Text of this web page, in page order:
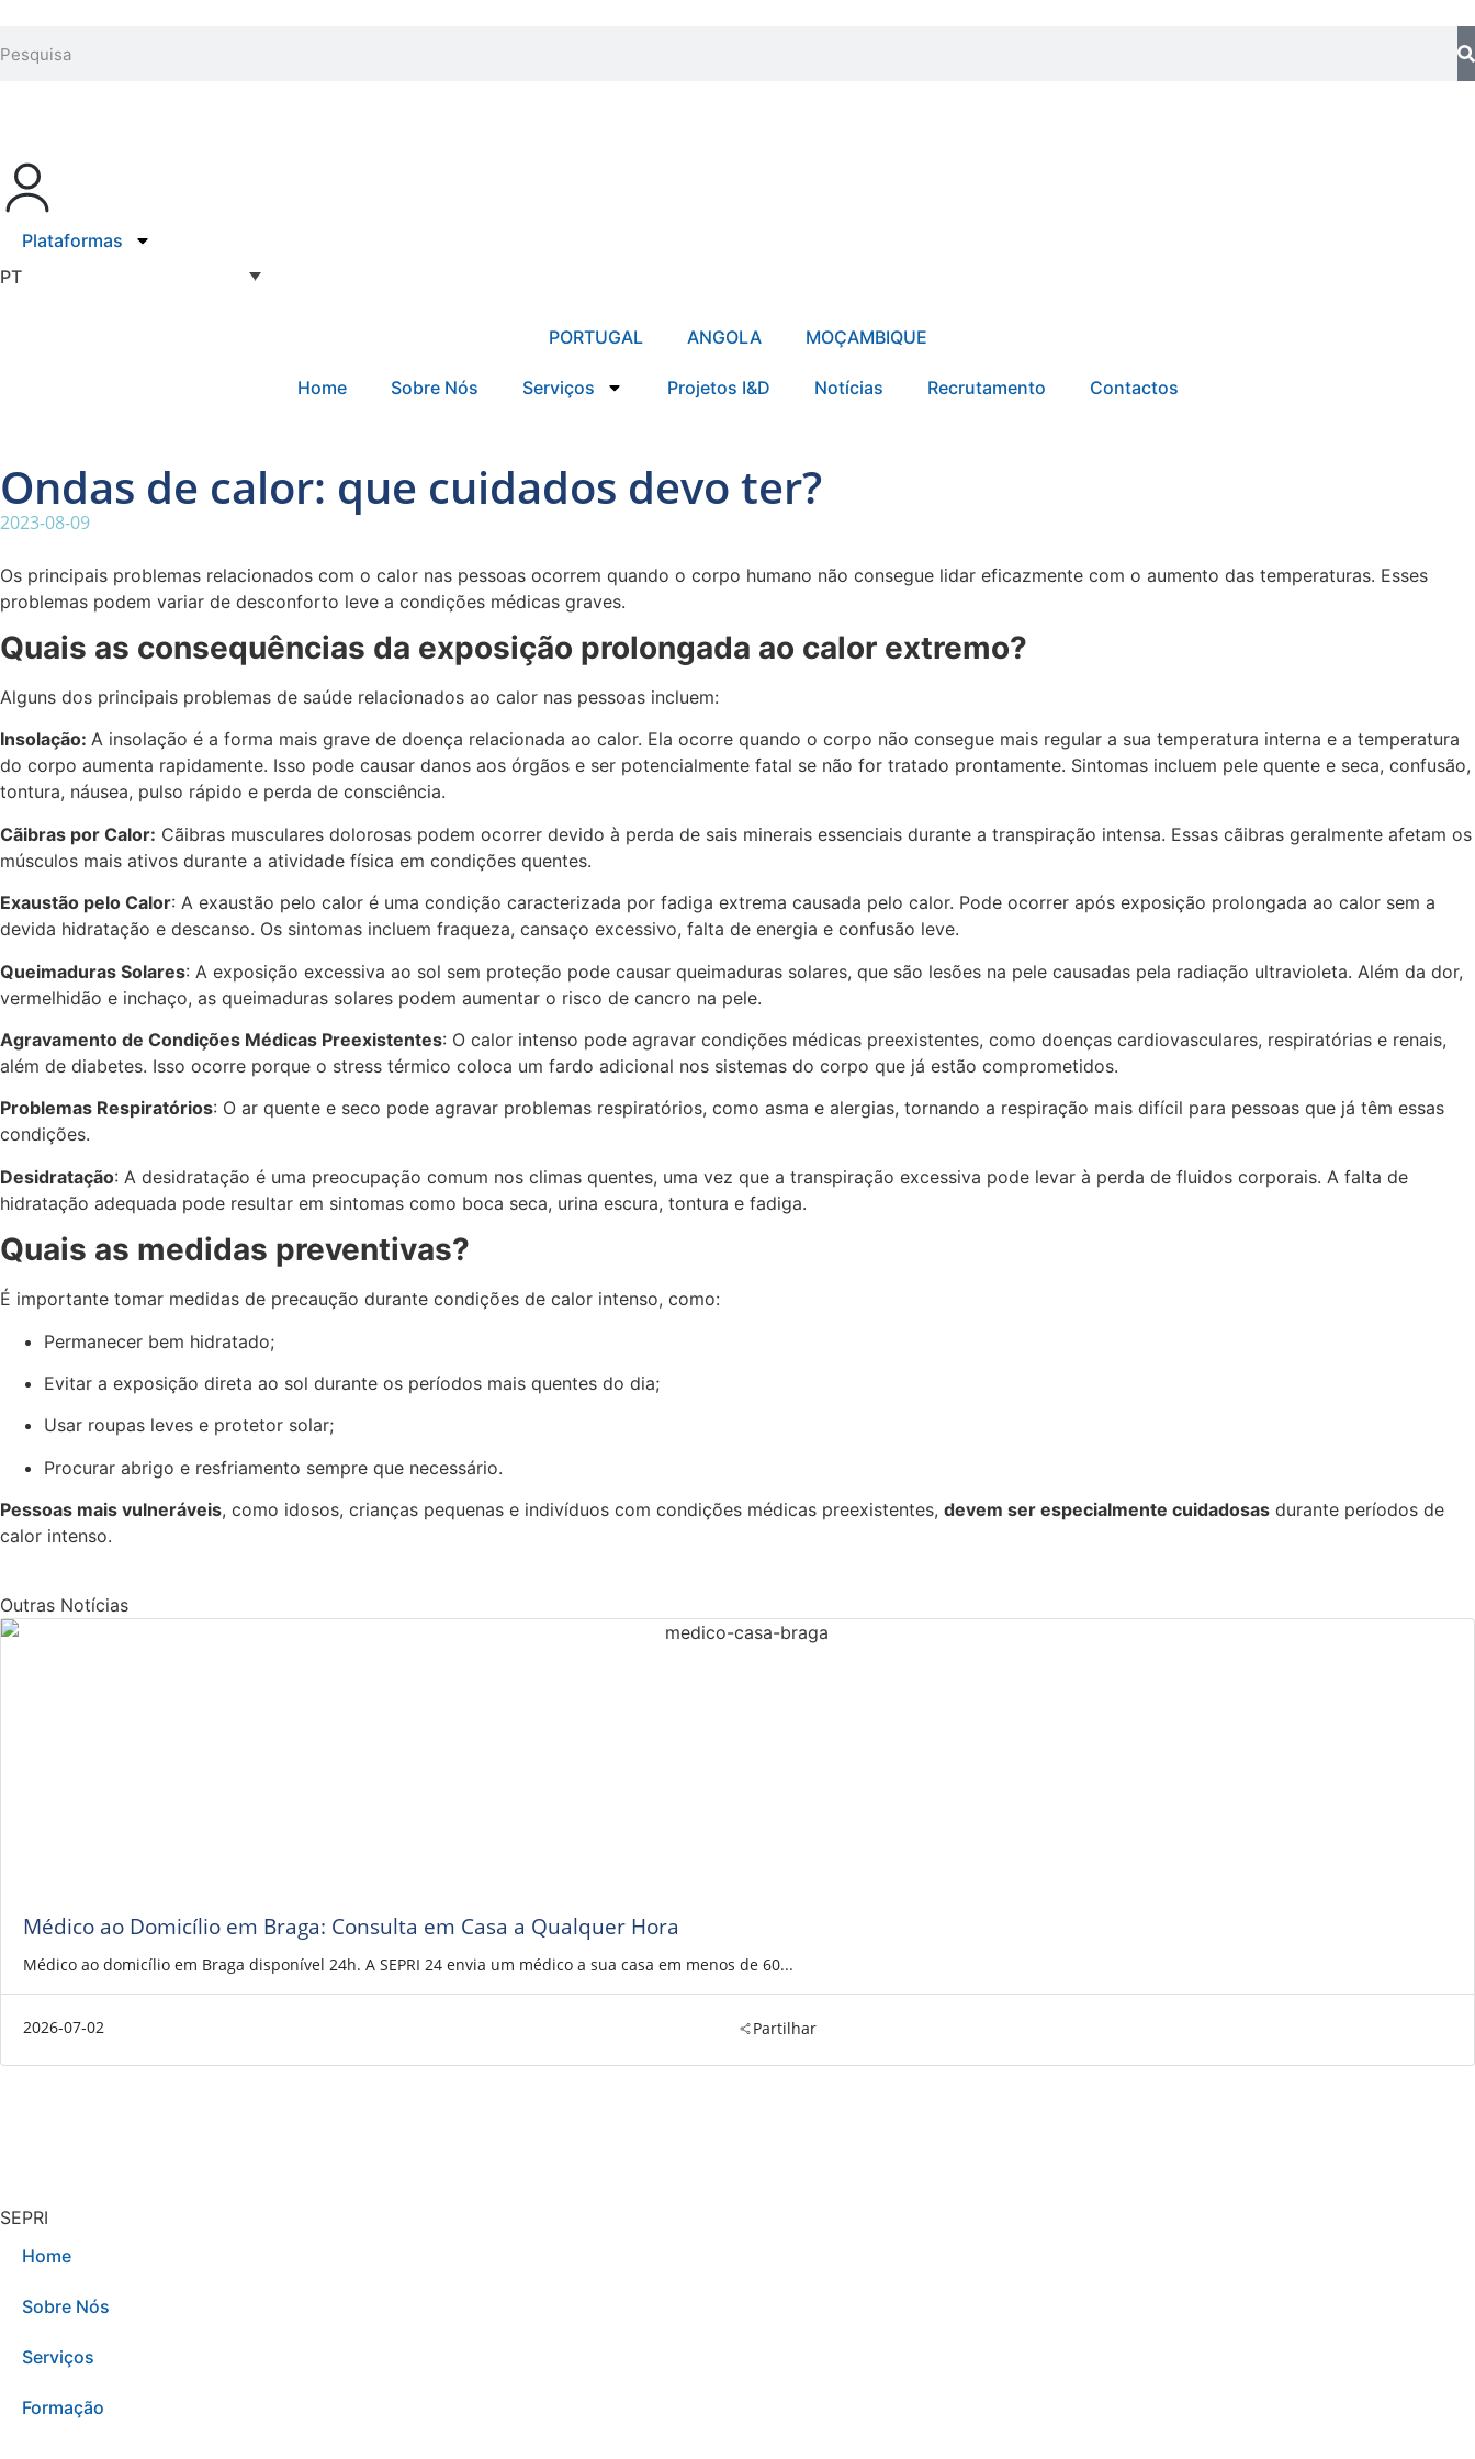
Plataformas
PT
PORTUGAL ANGOLA MOÇAMBIQUE
Home Sobre Nós Serviços Projetos I&D Notícias Recrutamento Contactos
Ondas de calor: que cuidados devo ter?
2023-08-09
Os principais problemas relacionados com o calor nas pessoas ocorrem quando o corpo humano não consegue lidar eficazmente com o aumento das temperaturas. Esses
problemas podem variar de desconforto leve a condições médicas graves.
Quais as consequências da exposição prolongada ao calor extremo?
Alguns dos principais problemas de saúde relacionados ao calor nas pessoas incluem:
Insolação: A insolação é a forma mais grave de doença relacionada ao calor. Ela ocorre quando o corpo não consegue mais regular a sua temperatura interna e a temperatura
do corpo aumenta rapidamente. Isso pode causar danos aos órgãos e ser potencialmente fatal se não for tratado prontamente. Sintomas incluem pele quente e seca, confusão,
tontura, náusea, pulso rápido e perda de consciência.
Cãibras por Calor: Cãibras musculares dolorosas podem ocorrer devido à perda de sais minerais essenciais durante a transpiração intensa. Essas cãibras geralmente afetam os
músculos mais ativos durante a atividade física em condições quentes.
Exaustão pelo Calor: A exaustão pelo calor é uma condição caracterizada por fadiga extrema causada pelo calor. Pode ocorrer após exposição prolongada ao calor sem a
devida hidratação e descanso. Os sintomas incluem fraqueza, cansaço excessivo, falta de energia e confusão leve.
Queimaduras Solares: A exposição excessiva ao sol sem proteção pode causar queimaduras solares, que são lesões na pele causadas pela radiação ultravioleta. Além da dor,
vermelhidão e inchaço, as queimaduras solares podem aumentar o risco de cancro na pele.
Agravamento de Condições Médicas Preexistentes: O calor intenso pode agravar condições médicas preexistentes, como doenças cardiovasculares, respiratórias e renais,
além de diabetes. Isso ocorre porque o stress térmico coloca um fardo adicional nos sistemas do corpo que já estão comprometidos.
Problemas Respiratórios: O ar quente e seco pode agravar problemas respiratórios, como asma e alergias, tornando a respiração mais difícil para pessoas que já têm essas
condições.
Desidratação: A desidratação é uma preocupação comum nos climas quentes, uma vez que a transpiração excessiva pode levar à perda de fluidos corporais. A falta de
hidratação adequada pode resultar em sintomas como boca seca, urina escura, tontura e fadiga.
Quais as medidas preventivas?
É importante tomar medidas de precaução durante condições de calor intenso, como:
Permanecer bem hidratado;
Evitar a exposição direta ao sol durante os períodos mais quentes do dia;
Usar roupas leves e protetor solar;
Procurar abrigo e resfriamento sempre que necessário.
Pessoas mais vulneráveis, como idosos, crianças pequenas e indivíduos com condições médicas preexistentes, devem ser especialmente cuidadosas durante períodos de
calor intenso.
Outras Notícias
Médico ao Domicílio em Braga: Consulta em Casa a Qualquer Hora
Médico ao domicílio em Braga disponível 24h. A SEPRI 24 envia um médico a sua casa em menos de 60...
2026-07-02 Partilhar
SEPRI
Home
Sobre Nós
Serviços
Formação